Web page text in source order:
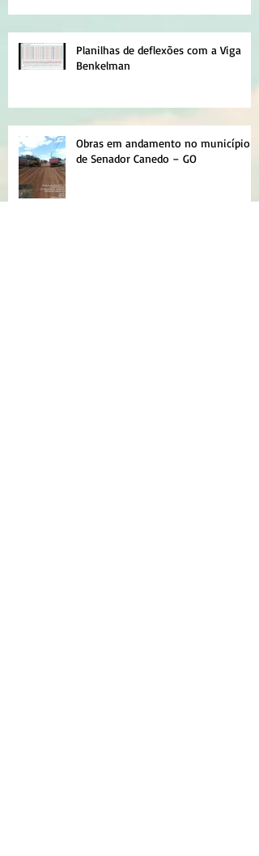
Planilhas de deflexões com a Viga
Benkelman
Obras em andamento no município
de Senador Canedo – GO